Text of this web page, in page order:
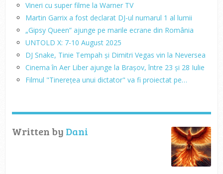
Vineri cu super filme la Warner TV
Martin Garrix a fost declarat DJ-ul numarul 1 al lumii
„Gipsy Queen” ajunge pe marile ecrane din România
UNTOLD X: 7-10 August 2025
DJ Snake, Tinie Tempah și Dimitri Vegas vin la Neversea
Cinema în Aer Liber ajunge la Brașov, între 23 și 28 Iulie
Filmul "Tinerețea unui dictator" va fi proiectat pe…
Written by Dani